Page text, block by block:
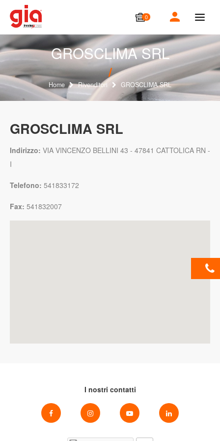
0
T
g
g
l
n
a
v
i
o
GROSCLIMA SRL
Home Rivenditori GROSCLIMA SRL
GROSCLIMA SRL
Indirizzo: VIA VINCENZO BELLINI 43 - 47841 CATTOLICA RN -
I
Telefono: 541833172
Fax: 541832007
I nostri contatti